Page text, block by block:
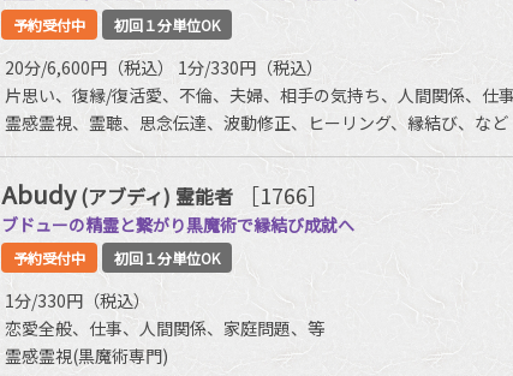
予約受付中 初回１分単位OK
20分/6,600円（税込） 1分/330円（税込）
片思い、復縁/復活愛、不倫、夫婦、相手の気持ち、人間関係、仕
霊感霊視、霊聴、思念伝達、波動修正、ヒーリング、縁結び、など
Abudy (アブディ) 霊能者 ［1766］
ブドューの精霊と繋がり黒魔術で縁結び成就へ
予約受付中 初回１分単位OK
1分/330円（税込）
恋愛全般、仕事、人間関係、家庭問題、等
霊感霊視(黒魔術専門)